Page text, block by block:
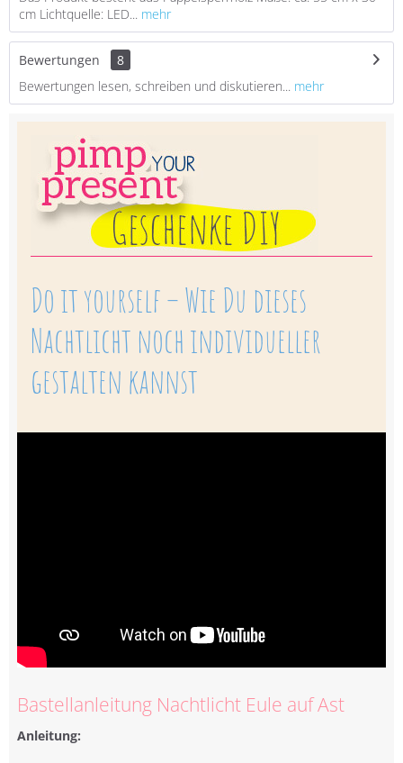
cm Lichtquelle: LED... mehr
Bewertungen
8
Bewertungen lesen, schreiben und diskutieren... mehr
Do it yourself – Wie Du dieses
Nachtlicht noch individueller
gestalten kannst
Bastellanleitung Nachtlicht Eule auf Ast
Anleitung: